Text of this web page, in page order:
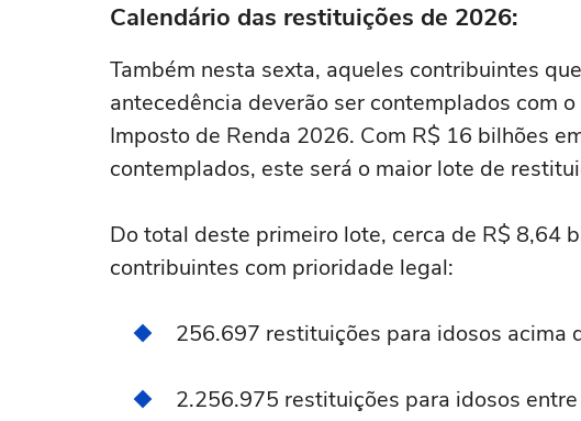
Calendário das restituições de 2026:
Também nesta sexta, aqueles contribuintes
antecedência deverão ser contemplados com
Imposto de Renda 2026. Com R$ 16 bilhões
contemplados, este será o maior lote de
Do total deste primeiro lote, cerca de R$ 8,64
contribuintes com prioridade legal:
256.697 restituições para idosos acima
2.256.975 restituições para idosos